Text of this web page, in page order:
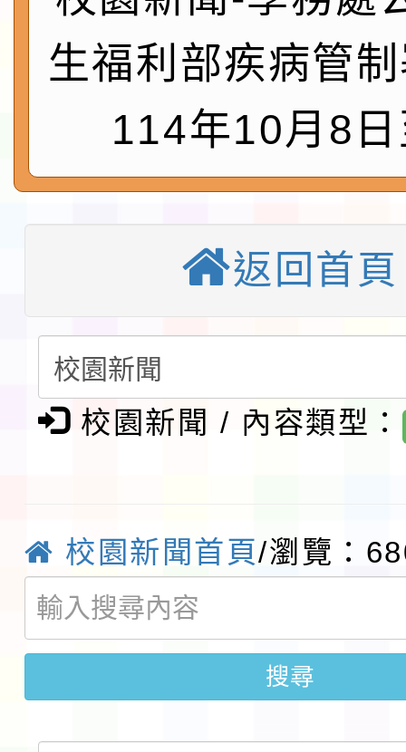
鎮韌性（防空）演習－
速演練執行計畫」
「115年金融知識線上
法」
第3次招考代課鐘點教
告(不再辦理後續甄選)
檢送「桃園市115學年
賽實施要點」1份
程安排一案
「桃園市補助參觀特色
展演活動實施計畫」
請一案
教育部校安中心白海豚
報
淨零綠領人才培育課程
檢送桃園市115學年度
程
函轉國家通訊傳播委員
鎮韌性（防空）演習－
速演練執行計畫」
「115年金融知識線上
法」
本校115學年度第1學
第3次招考代課鐘點教
告(不再辦理後續甄選)
檢送「桃園市115學年
生福利部疾病管
114年10月8
返回首頁
校園新聞 / 內容類型：
校園新聞首頁/瀏覽：
搜尋